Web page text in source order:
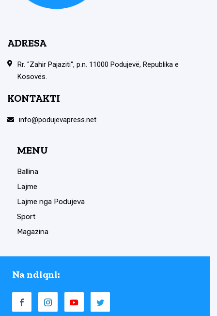
ADRESA
Rr. "Zahir Pajaziti", p.n. 11000 Podujevë, Republika e
Kosovës.
KONTAKTI
info@podujevapress.net
MENU
Ballina
Lajme
Lajme nga Podujeva
Sport
Magazina
Na ndiqni: